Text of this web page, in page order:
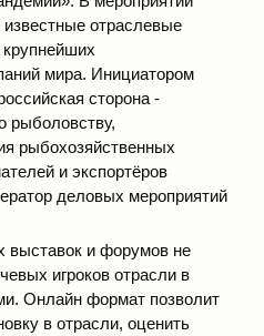
отраслевые
мира. Инициатором
сторона -
рыболовству,
рыбохозяйственных
и экспортёров
деловых мероприятий
и форумов не
игроков отрасли в
Онлайн формат позволит
в отрасли, оценить